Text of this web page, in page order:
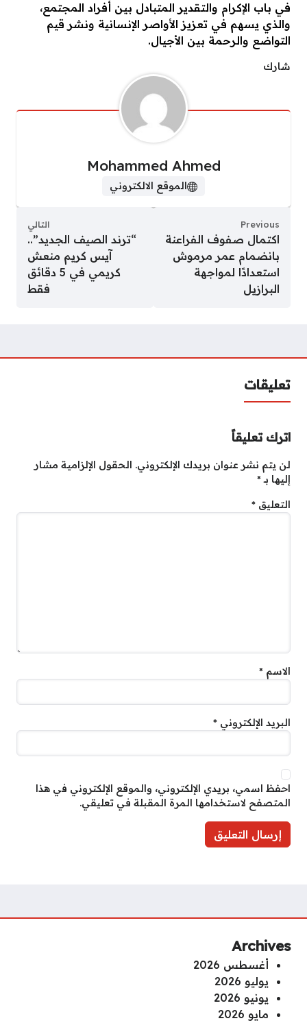
في باب الإكرام والتقدير المتبادل بين أفراد المجتمع،
والذي يسهم في تعزيز الأواصر الإنسانية ونشر قيم
التواضع والرحمة بين الأجيال.
شارك
Mohammed Ahmed
الموقع الالكتروني
Previous
اكتمال صفوف الفراعنة
بانضمام عمر مرموش
استعدادًا لمواجهة
البرازيل
التالي
“ترند الصيف الجديد”..
آيس كريم منعش
كريمي في 5 دقائق
فقط
تعليقات
اترك تعليقاً
لن يتم نشر عنوان بريدك الإلكتروني. الحقول الإلزامية مشار
إليها بـ*
التعليق *
الاسم *
البريد الإلكتروني *
احفظ اسمي، بريدي الإلكتروني، والموقع الإلكتروني في هذا
المتصفح لاستخدامها المرة المقبلة في تعليقي.
Archives
أغسطس 2026
يوليو 2026
يونيو 2026
مايو 2026